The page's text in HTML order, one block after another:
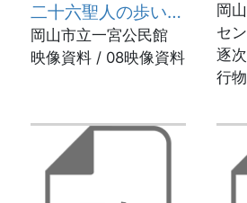
二十六聖人の歩いた
道
岡山市立一宮公民館
映像資料 / 08映像資料
岡
セ
10
逐
行物